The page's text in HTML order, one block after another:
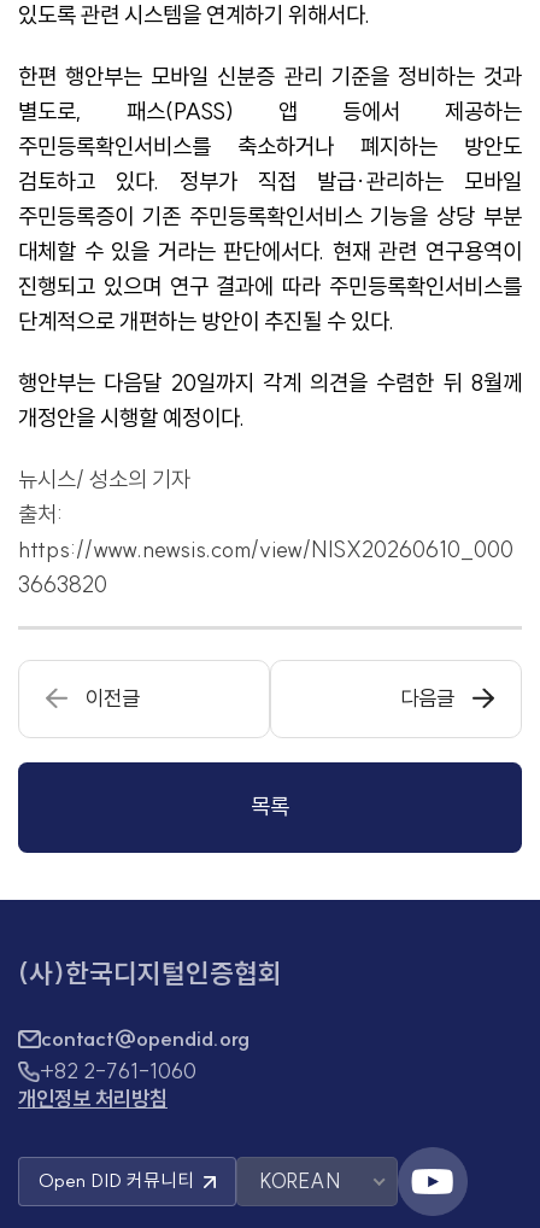
있도록 관련 시스템을 연계하기 위해서다.
한편 행안부는 모바일 신분증 관리 기준을 정비하는 것과
별도로, 패스(PASS) 앱 등에서 제공하는
주민등록확인서비스를 축소하거나 폐지하는 방안도
검토하고 있다. 정부가 직접 발급·관리하는 모바일
주민등록증이 기존 주민등록확인서비스 기능을 상당 부분
대체할 수 있을 거라는 판단에서다. 현재 관련 연구용역이
진행되고 있으며 연구 결과에 따라 주민등록확인서비스를
단계적으로 개편하는 방안이 추진될 수 있다.
행안부는 다음달 20일까지 각계 의견을 수렴한 뒤 8월께
개정안을 시행할 예정이다.
뉴시스/ 성소의 기자
출처:
https://www.newsis.com/view/NISX20260610_000
3663820
이전글 다음글
목록
(사)한국디지털인증협회
contact@opendid.org
+82 2-761-1060
개인정보 처리방침
Open DID 커뮤니티 KOREAN